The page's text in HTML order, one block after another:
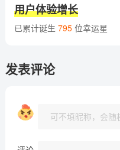
用户体验增长
已累计诞生 795位幸运星
发表评论